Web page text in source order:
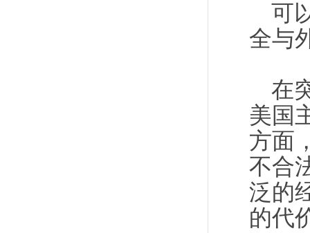
可
全与
在
美国
方面
不合
泛的
的代